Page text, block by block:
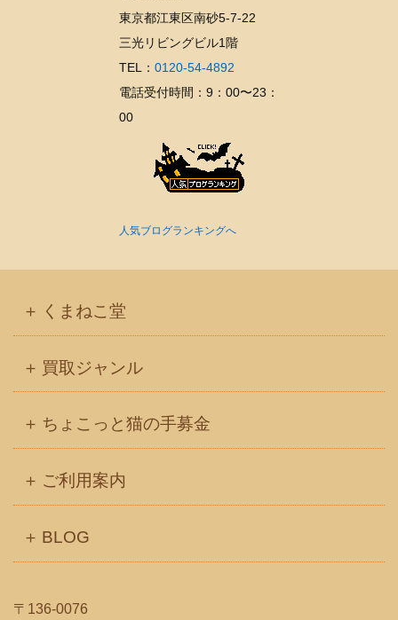
東京都江東区南砂5-7-22
三光リビングビル1階
TEL： 0120-54-4892
電話受付時間：9：00〜23：
00
人気ブログランキングへ
くまねこ堂
買取ジャンル
ちょこっと猫の手募金
ご利用案内
BLOG
〒136-0076